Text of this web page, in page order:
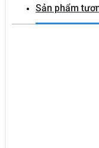
DC dimmer, tạo ra một
cạnh đó, laptop còn
Sản phẩm